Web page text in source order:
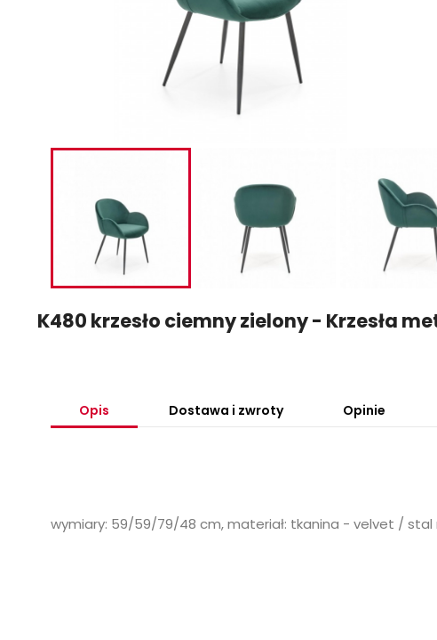
K480 krzesło ciemny zielony - Krzesła
Opis Dostawa i zwroty Opinie
wymiary: 59/59/79/48 cm, materiał: tkanina - velvet /